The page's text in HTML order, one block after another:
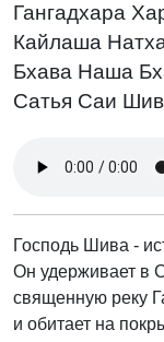
Гангадхара
Кайлаша
Бхава Наша
Сатья Саи
Господь Шива -
Он удерживает в
священную реку
и обитает на